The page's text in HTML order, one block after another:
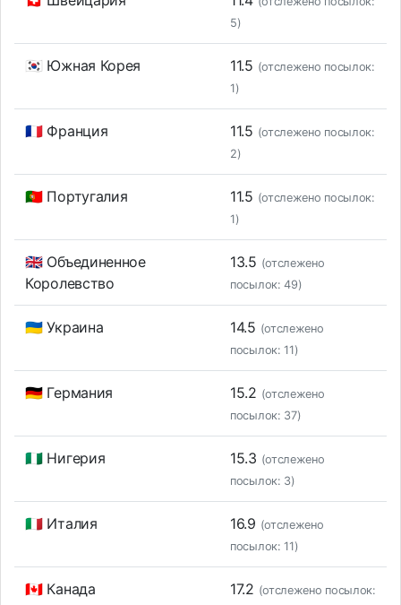
5)
🇰🇷 Южная Корея 11.5 (отслежено посылок:
1)
🇫🇷 Франция 11.5 (отслежено посылок:
2)
🇵🇹 Португалия 11.5 (отслежено посылок:
1)
🇬🇧 Объединенное
Королевство
13.5 (отслежено
посылок: 49)
🇺🇦 Украина 14.5 (отслежено
посылок: 11)
🇩🇪 Германия 15.2 (отслежено
посылок: 37)
🇳🇬 Нигерия 15.3 (отслежено
посылок: 3)
🇮🇹 Италия 16.9 (отслежено
посылок: 11)
🇨🇦 Канада 17.2 (отслежено посылок: